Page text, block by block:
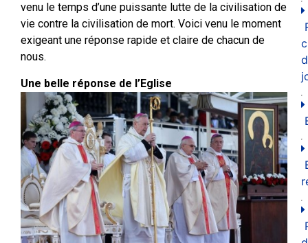
venu le temps d’une puissante lutte de la civilisation de
vie contre la civilisation de mort. Voici venu le moment
exigeant une réponse rapide et claire de chacun de
nous.
Une belle réponse de l’Eglise